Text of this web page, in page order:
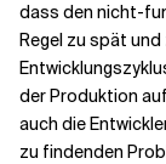
dass den nicht-
Regel zu spät
der Produktion
auch die
zu findenden